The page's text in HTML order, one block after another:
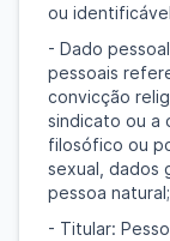
ou
- Dado
pessoais
convicção
sindicato ou a
filosófico ou
sexual, dados
pessoa natural;
- Titular: